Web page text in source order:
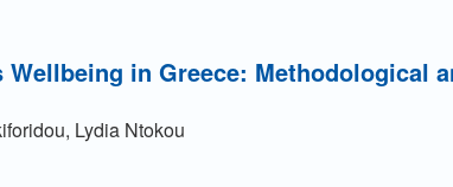
Wellbeing in Greece: Methodological
Lydia Ntokou